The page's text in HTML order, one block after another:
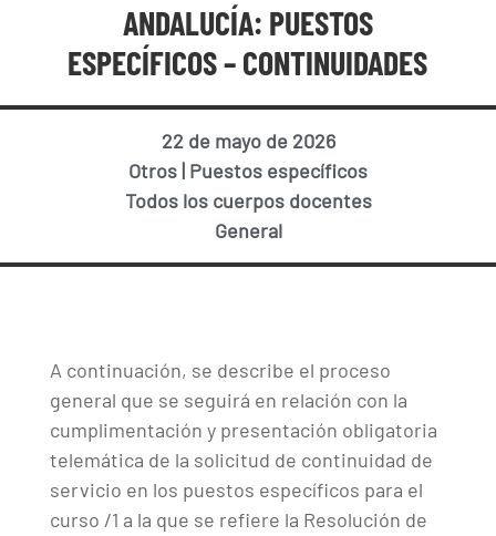
ANDALUCÍA: PUESTOS
ESPECÍFICOS – CONTINUIDADES
22 de mayo de 2026
Otros | Puestos específicos
Todos los cuerpos docentes
General
A continuación, se describe el proceso
general que se seguirá en relación con la
cumplimentación y presentación obligatoria
telemática de la solicitud de continuidad de
servicio en los puestos específicos para el
curso /1 a la que se refiere la Resolución de